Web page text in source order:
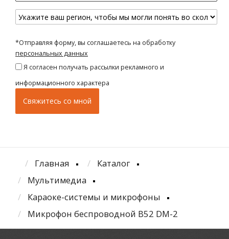
*Отправляя форму, вы соглашаетесь на обработку
персональных данных
Я согласен получать рассылки рекламного и
информационного характера
Главная
Каталог
Мультимедиа
Караоке-системы и микрофоны
Микрофон беспроводной В52 DM-2